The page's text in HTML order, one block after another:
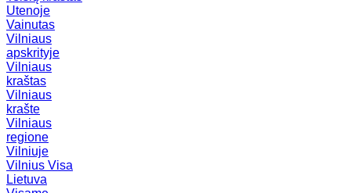
Utenoje
Vainutas
Vilniaus
apskrityje
Vilniaus
kraštas
Vilniaus
krašte
Vilniaus
regione
Vilniuje
Vilnius Visa
Lietuva